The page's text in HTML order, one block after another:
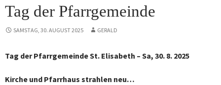
Tag der Pfarrgemeinde
SAMSTAG, 30. AUGUST 2025 GERALD
Tag der Pfarrgemeinde St. Elisabeth – Sa, 30. 8. 2025
Kirche und Pfarrhaus strahlen neu…